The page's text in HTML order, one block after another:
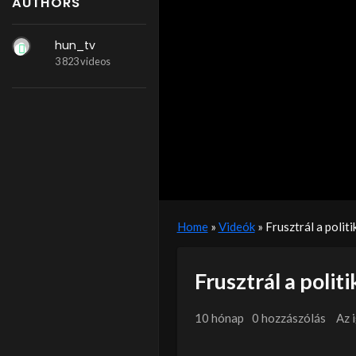
hun_tv
3 823 videos
Home» Videók» Frusztrál a
Frusztrál a
10 hónap 0 hozzászólás Az